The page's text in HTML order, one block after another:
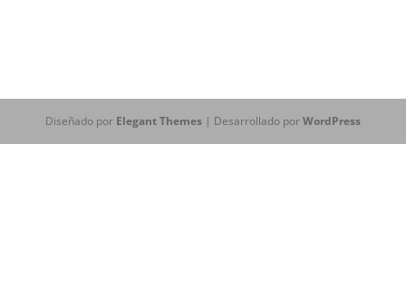
Diseñado por Elegant Themes| Desarrollado porWordPress